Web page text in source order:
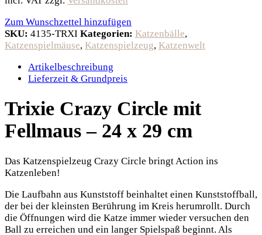
Zum Wunschzettel hinzufügen
SKU: 4135-TRXI Kategorien: Katzenbälle,
Katzenspielmäuse, Katzenspielzeug, Katzenwelt
Artikelbeschreibung
Lieferzeit & Grundpreis
Trixie Crazy Circle mit
Fellmaus – 24 x 29 cm
Das Katzenspielzeug Crazy Circle bringt Action ins
Katzenleben!
Die Laufbahn aus Kunststoff beinhaltet einen Kunststoffball,
der bei der kleinsten Berührung im Kreis herumrollt. Durch
die Öffnungen wird die Katze immer wieder versuchen den
Ball zu erreichen und ein langer Spielspaß beginnt. Als